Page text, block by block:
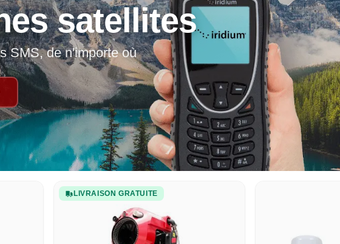
satellites
SMS, de n'importe où
LIVRAISON GRATUITE